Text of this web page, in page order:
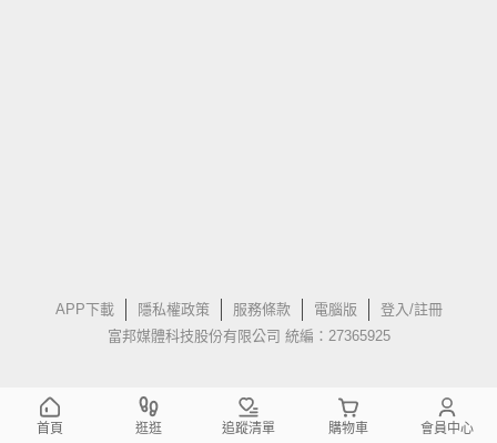
APP下載 隱私權政策 服務條款 電腦版
登入/註冊
富邦媒體科技股份有限公司 統編：27365925
首頁 逛逛 追蹤清單 購物車 會員中心